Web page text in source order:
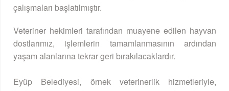
çalışmaları başlatılmıştır.
Veteriner hekimleri tarafından muayene edilen hayvan
dostlarımız, işlemlerin tamamlanmasının ardından
yaşam alanlarına tekrar geri bırakılacaklardır.
Eyüp Belediyesi, örnek veterinerlik hizmetleriyle,